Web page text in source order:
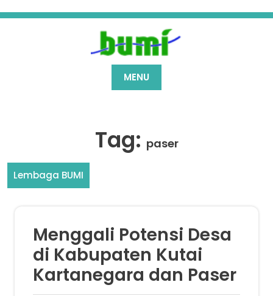
to
MENU
Tag: paser
Lembaga BUMI
Menggali Potensi Desa
di Kabupaten Kutai
Kartanegara dan Paser